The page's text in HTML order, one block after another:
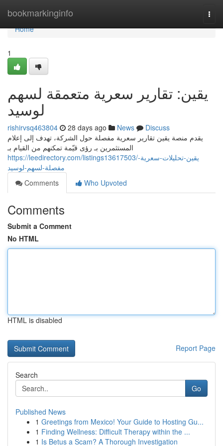
bookmarkinginfo
Home
Home
1
يقين: تقارير سعرية متعمقة لسهم
لوسيد
rishirvsq463804 28 days ago News
Discuss
يقدم منصة يقين تقارير سعرية مفصلة حول الشركة، تهدف إلى إعلام
المستثمرين بـ رؤى قيّمة تمكنهم من القيام بـ
https://leedirectory.com/listings13617503/يقين-تحليلات-سعرية-
مفصلة-لسهم-لوسيد
Comments
Who Upvoted
Comments
Submit a Comment
No HTML
HTML is disabled
Report Page
Search
Go
Published News
1 Greetings from Mexico! Your Guide to Hosting Gu...
1 Finding Wellness: Difficult Therapy within the ...
1 Is Betus a Scam? A Thorough Investigation